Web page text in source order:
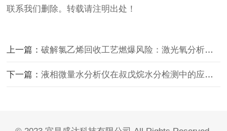
联系我们删除。转载请注明出处！
上一篇：破解氯乙烯回收工艺燃爆风险：激光氧分析仪的精准监测与安全预警
下一篇：液相微量水分析仪在叔戊烷水分检测中的应用与重要性